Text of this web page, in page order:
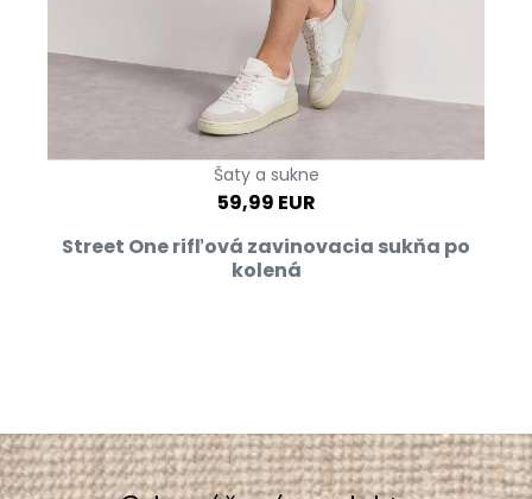
Šaty a sukne
59,99 EUR
Street One rifľová zavinovacia sukňa po
kolená